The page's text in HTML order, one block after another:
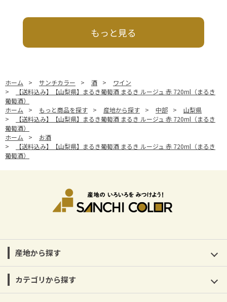
もっと見る
ホーム > サンチカラー > 酒 >
ワイン
>
【送料込み】【山梨県】まるき葡萄酒 まるき ルージュ 赤 720ml（まるき
葡萄酒）
ホーム
> もっと商品を探す > 産地から探す > 中部 >
山梨県
>
【送料込み】【山梨県】まるき葡萄酒 まるき ルージュ 赤 720ml（まるき
葡萄酒）
ホーム
>
お酒
>
【送料込み】【山梨県】まるき葡萄酒 まるき ルージュ 赤 720ml（まるき
葡萄酒）
産地から探す
カテゴリから探す